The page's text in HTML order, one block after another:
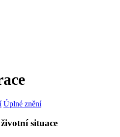
Úplné znění
situace